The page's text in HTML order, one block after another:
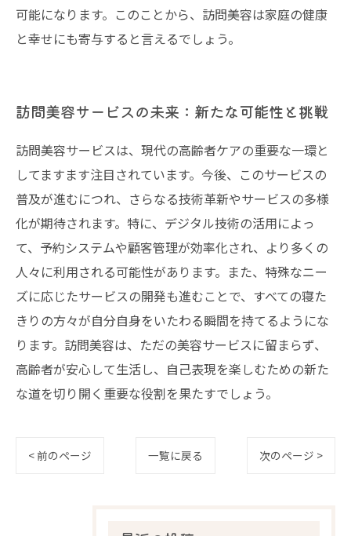
可能になります。このことから、訪問美容は家庭の健康
と幸せにも寄与すると言えるでしょう。
訪問美容サービスの未来：新たな可能性と挑戦
訪問美容サービスは、現代の高齢者ケアの重要な一環と
してますます注目されています。今後、このサービスの
普及が進むにつれ、さらなる技術革新やサービスの多様
化が期待されます。特に、デジタル技術の活用によっ
て、予約システムや顧客管理が効率化され、より多くの
人々に利用される可能性があります。また、特殊なニー
ズに応じたサービスの開発も進むことで、すべての寝た
きりの方々が自分自身をいたわる瞬間を持てるようにな
ります。訪問美容は、ただの美容サービスに留まらず、
高齢者が安心して生活し、自己表現を楽しむための新た
な道を切り開く重要な役割を果たすでしょう。
< 前のページ 一覧に戻る 次のページ >